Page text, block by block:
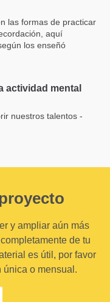
las formas de practicar
aquí
los enseñó
actividad mental
nuestros talentos -
y ampliar aún más
de tu
es útil, por favor
o mensual.